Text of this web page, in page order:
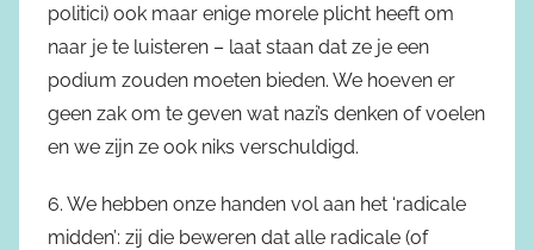
politici) ook maar enige morele plicht heeft om
naar je te luisteren – laat staan dat ze je een
podium zouden moeten bieden. We hoeven er
geen zak om te geven wat nazi’s denken of voelen
en we zijn ze ook niks verschuldigd.
6. We hebben onze handen vol aan het ‘radicale
midden’: zij die beweren dat alle radicale (of